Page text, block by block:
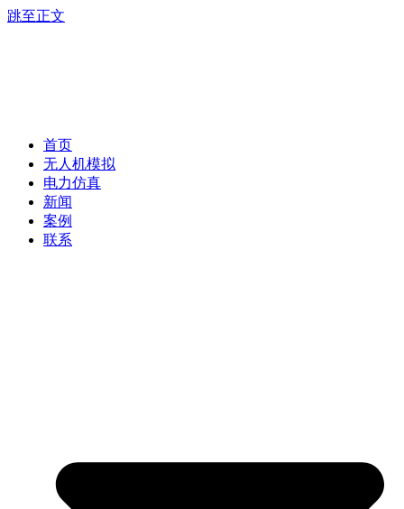
跳至正文
首页
无人机模拟
电力仿真
新闻
案例
联系